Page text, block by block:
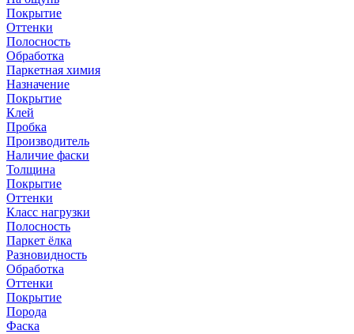
Покрытие
Оттенки
Полосность
Обработка
Паркетная химия
Назначение
Покрытие
Клей
Пробка
Производитель
Наличие фаски
Толщина
Покрытие
Оттенки
Класс нагрузки
Полосность
Паркет ёлка
Разновидность
Обработка
Оттенки
Покрытие
Порода
Фаска